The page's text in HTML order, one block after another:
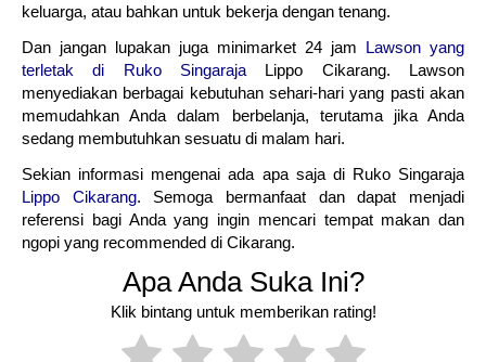
keluarga, atau bahkan untuk bekerja dengan tenang.
Dan jangan lupakan juga minimarket 24 jam Lawson yang
terletak di Ruko Singaraja Lippo Cikarang. Lawson
menyediakan berbagai kebutuhan sehari-hari yang pasti akan
memudahkan Anda dalam berbelanja, terutama jika Anda
sedang membutuhkan sesuatu di malam hari.
Sekian informasi mengenai ada apa saja di Ruko Singaraja
Lippo Cikarang. Semoga bermanfaat dan dapat menjadi
referensi bagi Anda yang ingin mencari tempat makan dan
ngopi yang recommended di Cikarang.
Apa Anda Suka Ini?
Klik bintang untuk memberikan rating!